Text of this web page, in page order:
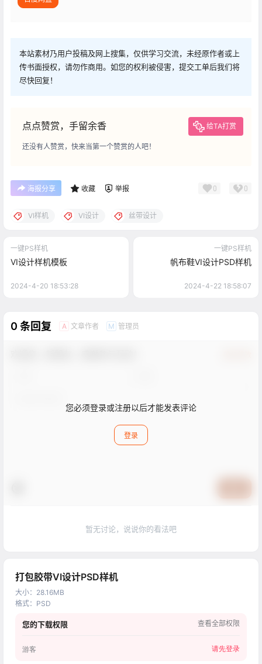
本站素材乃用户投稿及网上搜集，仅供学习交流，未经原作者或上
传书面授权，请勿作商用。如您的权利被侵害，提交工单后我们将
尽快回复！
点点赞赏，手留余香 给TA打赏
还没有人赞赏，快来当第一个赞赏的人吧！
海报分享 收藏 举报 0 0
VI样机 VI设计 丝带设计
一键PS样机
VI设计样机模板
2024-4-20 18:53:28
一键PS样机
帆布鞋VI设计PSD样机
2024-4-22 18:58:07
0 条回复 A 文章作者 M 管理员
您必须登录或注册以后才能发表评论
登录
暂无讨论，说说你的看法吧
打包胶带VI设计PSD样机
大小： 28.16MB
格式： PSD
您的下载权限 查看全部权限
游客 请先登录